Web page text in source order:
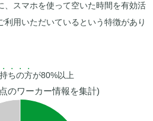
、スマホを使って空いた時間を有効活
利用いただいているという特徴があり
ちの方が80%以上
のワーカー情報を集計)